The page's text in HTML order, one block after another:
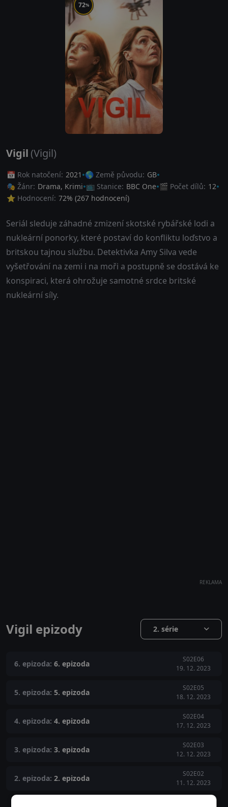
72%
Vigil (Vigil)
📅 Rok natočení: 2021 🌎 Země původu: GB
🎭 Žánr: Drama, Krimi 📺 Stanice: BBC One 🎬 Počet dílů: 12
⭐ Hodnocení: 72% (267 hodnocení)
Seriál sleduje záhadné zmizení skotské rybářské lodi a
nukleární ponorky, které postaví do konfliktu loďstvo a
britskou tajnou službu. Detektivka Amy Silva vede
vyšetřování na zemi i na moři a postupně se dostává ke
konspiraci, která ohrožuje samotné srdce britské
nukleární síly.
REKLAMA
Vigil epizody 2. série
6. epizoda: 6. epizoda
S02E06
19. 12. 2023
5. epizoda: 5. epizoda
S02E05
18. 12. 2023
4. epizoda: 4. epizoda
S02E04
17. 12. 2023
3. epizoda: 3. epizoda
S02E03
12. 12. 2023
2. epizoda: 2. epizoda
S02E02
11. 12. 2023